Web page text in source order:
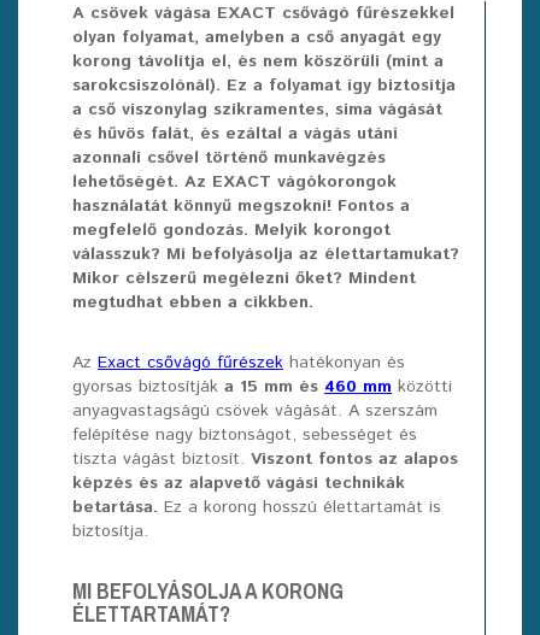
A csövek vágása EXACT csővágó fűrészekkel
olyan folyamat, amelyben a cső anyagát egy
korong távolítja el, és nem köszörüli (mint a
sarokcsiszolónál). Ez a folyamat így biztosítja
a cső viszonylag szikramentes, sima vágását
és hűvös falát, és ezáltal a vágás utáni
azonnali csővel történő munkavégzés
lehetőségét. Az EXACT vágókorongok
használatát könnyű megszokni! Fontos a
megfelelő gondozás. Melyik korongot
válasszuk? Mi befolyásolja az élettartamukat?
Mikor célszerű megélezni őket? Mindent
megtudhat ebben a cikkben.
Az Exact csővágó fűrészek hatékonyan és
gyorsas biztosítják a 15 mm és 460 mm közötti
anyagvastagságú csövek vágását. A szerszám
felépítése nagy biztonságot, sebességet és
tiszta vágást biztosít. Viszont fontos az alapos
képzés és az alapvető vágási technikák
betartása. Ez a korong hosszú élettartamát is
biztosítja.
MI BEFOLYÁSOLJA A KORONG
ÉLETTARTAMÁT?